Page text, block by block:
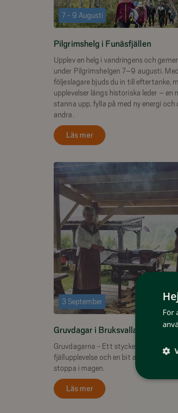
7 - 9 Augusti
Pilgrimshelg i Funäsfjällen
Upplev en helg i vandringens och
under Pilgrimshelgen 7–9 augusti.
följeslagare bjuds du in till eftertanke,
upplevelser längs historiska leder – en
stanna upp, fylla på med ny energi och
andra.
Läs mer
3 September
Gruvdagar i Bruksvallarna
Gruvdagarna - Ett stycke historia,
fjällupplevelse och en bit av den goda
stoppa i magen.
Läs mer
För